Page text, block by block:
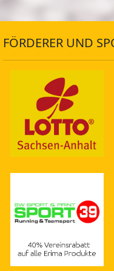
FÖRDERER UND